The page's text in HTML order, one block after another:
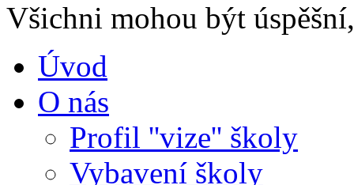
Všichni mohou být
Úvod
O nás
Profil ''vize'' školy
Vybavení školy